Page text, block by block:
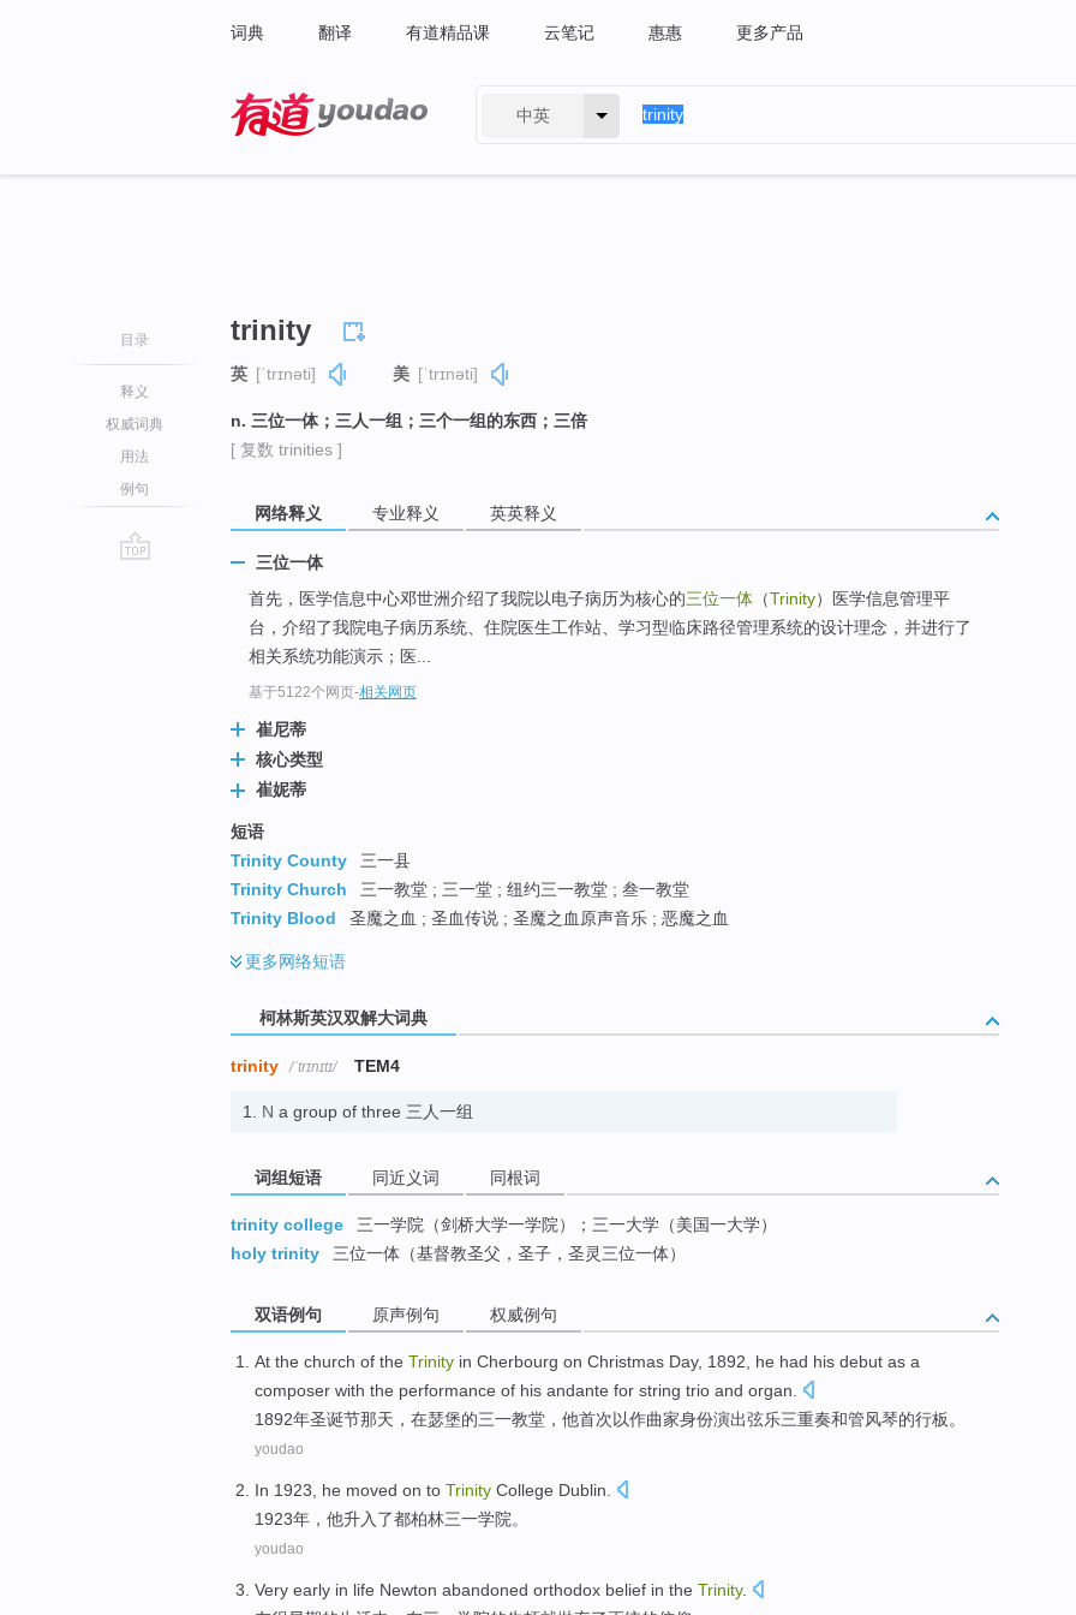
词典 翻译 有道精品课 云笔记 惠惠 更多产品
中英
目录
释义
权威词典
用法
例句
trinity
英 [ˈtrɪnəti] 美 [ˈtrɪnəti]
n. 三位一体；三人一组；三个一组的东西；三倍
[ 复数 trinities ]
网络释义 专业释义 英英释义
三位一体
首先，医学信息中心邓世洲介绍了我院以电子病历为核心的三位一体 （Trinity）医学信息管理平
台，介绍了我院电子病历系统、住院医生工作站、学习型临床路径管理系统的设计理念，并进行了
相关系统功能演示；医...
基于5122个网页-相关网页
崔尼蒂
核心类型
崔妮蒂
短语
Trinity County
三一县
Trinity Church
三一教堂 ; 三一堂 ; 纽约三一教堂 ; 叁一教堂
Trinity Blood
圣魔之血 ; 圣血传说 ; 圣魔之血原声音乐 ; 恶魔之血
更多网络短语
柯林斯英汉双解大词典
trinity /ˈtrɪnɪtɪ/ TEM4
1. N a group of three 三人一组
词组短语 同近义词 同根词
trinity college
三一学院（剑桥大学一学院）；三一大学（美国一大学）
holy trinity
三位一体（基督教圣父，圣子，圣灵三位一体）
双语例句 原声例句 权威例句
At the church of the Trinity in Cherbourg on Christmas Day, 1892, he had his debut as a
composer with the performance of his andante for string trio and organ
1892年圣诞节那天 ， 在瑟堡的三一教堂 ， 他首次以作曲家身份演出弦乐三重奏和管风琴的行板 。
youdao
In 1923, he moved on to Trinity College Dublin
1923年， 他升入 了都柏林三一学院。
youdao
Very early in life Newton abandoned orthodox belief in the Trinity.